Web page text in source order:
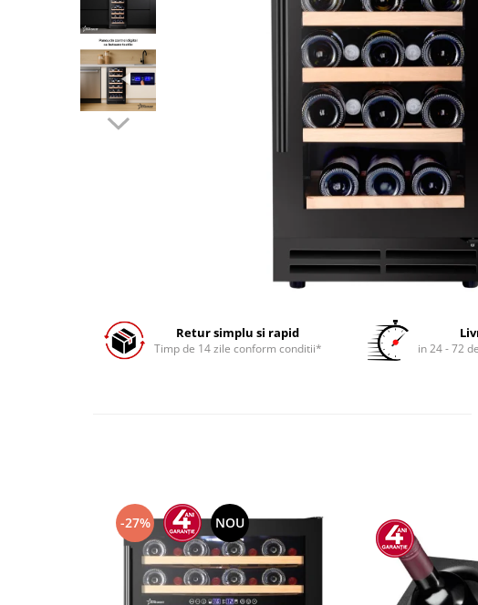
Robot de bucătărie
Sandwich maker
Fier de călcat
Dispozitive smart home
Retur simplu si rapid
Timp de 14 zile conform conditii* in 24 - 72
-27% NOU